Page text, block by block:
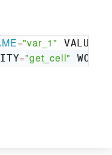
="var_1" VALUE
="get_cell"
Copy